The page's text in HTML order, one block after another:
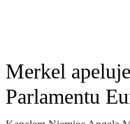
Merkel
Parlamentu